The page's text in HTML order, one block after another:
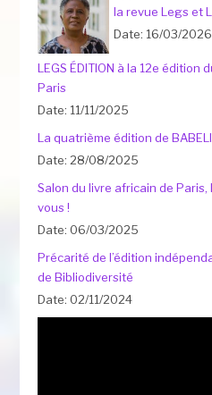
la revue Legs et
Date: 16/03/2026
LEGS ÉDITION à la 12e édition
Paris
Date: 11/11/2025
La quatrième édition de
Date: 28/08/2025
Salon du livre africain de Paris,
vous !
Date: 06/03/2025
Précarité de l’édition
de Bibliodiversité
Date: 02/11/2024